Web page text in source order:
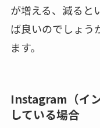
が増える、減ると
ば良いのでしょう
ます。
Instagram（イ
している場合